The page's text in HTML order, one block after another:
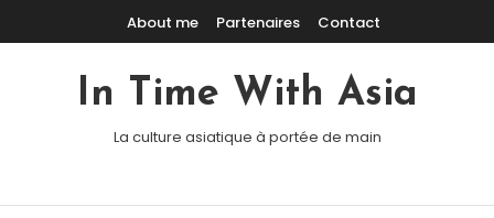
Skip To ContentAbout me Partenaires Contact
In Time With Asia
La culture asiatique à portée de main